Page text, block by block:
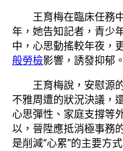
王育梅在臨床任務
年，她告知記者，青少
中，心思動搖較年夜，
般勞檢影響，誘發抑郁。
王育梅說，安慰源
不雅周遭的狀況決議，
心思彈性、家庭支撐等
以，晉陞應抵消極事務
是削減“心累”的主要方式